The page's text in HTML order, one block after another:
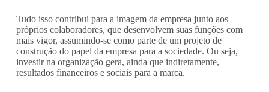
Tudo isso contribui para a imagem da empresa junto aos
próprios colaboradores, que desenvolvem suas funções com
mais vigor, assumindo-se como parte de um projeto de
construção do papel da empresa para a sociedade. Ou seja,
investir na organização gera, ainda que indiretamente,
resultados financeiros e sociais para a marca.